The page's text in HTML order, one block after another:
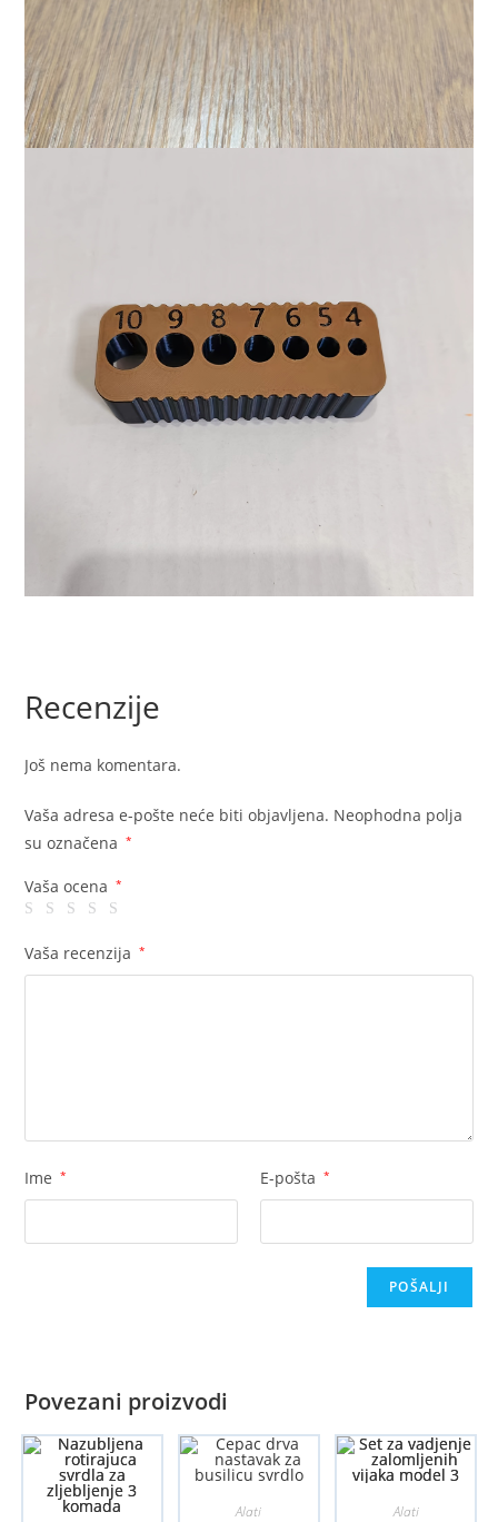
Recenzije
Još nema komentara.
Vaša adresa e-pošte neće biti objavljena. Neophodna polja
su označena
*
Vaša ocena *
Vaša recenzija *
Ime * E-pošta *
Povezani proizvodi
Alati Alati